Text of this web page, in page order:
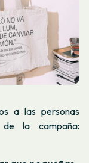
a las personas
la campaña: